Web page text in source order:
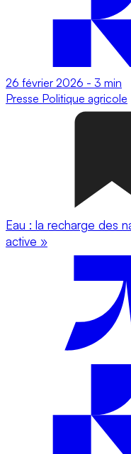
26 février 2026 - 3 min
Presse Politique agricole
Eau : la recharge des
active »